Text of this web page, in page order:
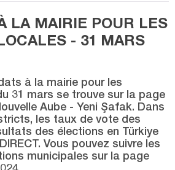
LA MAIRIE POUR LES
- 31 MARS
à la mairie pour les
31 mars se trouve sur la page
Aube - Yeni Şafak. Dans
les taux de vote des
des élections en Türkiye
Vous pouvez suivre les
municipales sur la page